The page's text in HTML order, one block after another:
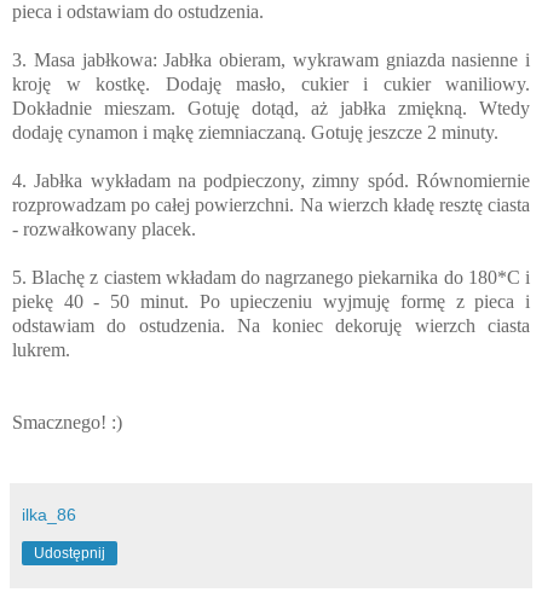
pieca i odstawiam do ostudzenia.
3. Masa jabłkowa: Jabłka obieram, wykrawam gniazda nasienne i
kroję w kostkę. Dodaję masło, cukier i cukier waniliowy.
Dokładnie mieszam. Gotuję dotąd, aż jabłka zmiękną. Wtedy
dodaję cynamon i mąkę ziemniaczaną. Gotuję jeszcze 2 minuty.
4. Jabłka wykładam na podpieczony, zimny spód. Równomiernie
rozprowadzam po całej powierzchni. Na wierzch kładę resztę ciasta
- rozwałkowany placek.
5. Blachę z ciastem wkładam do nagrzanego piekarnika do 180*C i
piekę 40 - 50 minut. Po upieczeniu wyjmuję formę z pieca i
odstawiam do ostudzenia. Na koniec dekoruję wierzch ciasta
lukrem.
Smacznego! :)
ilka_86
Udostępnij